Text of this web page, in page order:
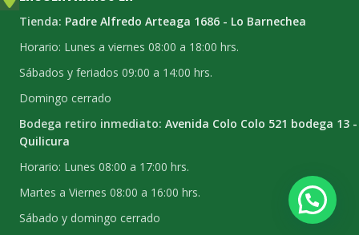
Tienda: Padre Alfredo Arteaga 1686 - Lo Barnechea
Horario: Lunes a viernes 08:00 a 18:00 hrs.
Sábados y feriados 09:00 a 14:00 hrs.
Domingo cerrado
Bodega retiro inmediato: Avenida Colo Colo 521 bodega 13 -
Quilicura
Horario: Lunes 08:00 a 17:00 hrs.
Martes a Viernes 08:00 a 16:00 hrs.
Sábado y domingo cerrado